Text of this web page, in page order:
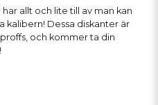
allt och lite till av man kan
kalibern! Dessa diskanter är
och kommer ta din